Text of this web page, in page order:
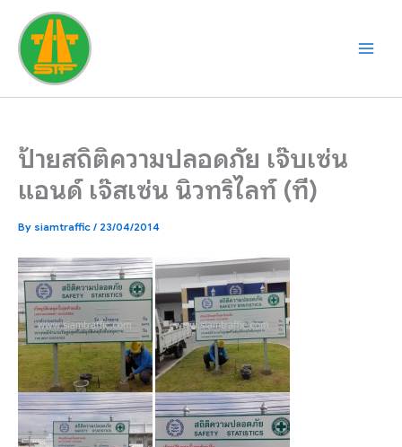
content
ป้ายสถิติความปลอดภัย เจ๊บเซ่น
แอนด์ เจ๊สเซ่น นิวทริไลท์ (ที)
By siamtraffic / 23/04/2014